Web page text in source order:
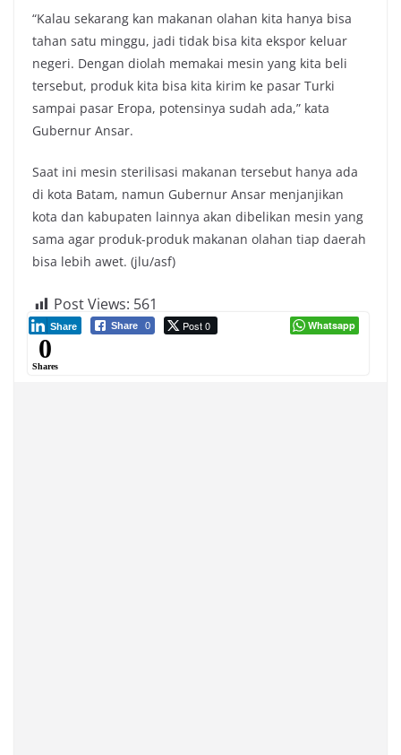
“Kalau sekarang kan makanan olahan kita hanya bisa
tahan satu minggu, jadi tidak bisa kita ekspor keluar
negeri. Dengan diolah memakai mesin yang kita beli
tersebut, produk kita bisa kita kirim ke pasar Turki
sampai pasar Eropa, potensinya sudah ada,” kata
Gubernur Ansar.
Saat ini mesin sterilisasi makanan tersebut hanya ada
di kota Batam, namun Gubernur Ansar menjanjikan
kota dan kabupaten lainnya akan dibelikan mesin yang
sama agar produk-produk makanan olahan tiap daerah
bisa lebih awet. (jlu/asf)
Post Views: 561
Share 0 Post 0
Share Whatsapp
0
Shares